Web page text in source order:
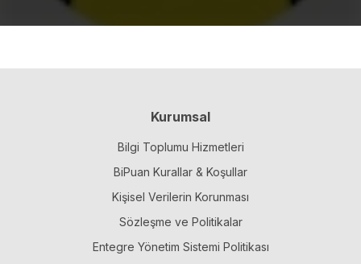
Kurumsal
Bilgi Toplumu Hizmetleri
BiPuan Kurallar & Koşullar
Kişisel Verilerin Korunması
Sözleşme ve Politikalar
Entegre Yönetim Sistemi Politikası